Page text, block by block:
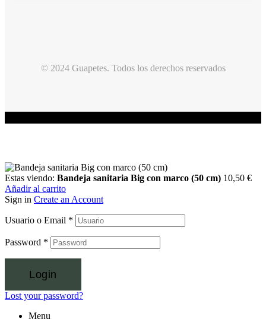
© 2024 Guapetes. Todos los derechos reservados
Estas viendo: Bandeja sanitaria Big con marco (50 cm) 10,50 €
Añadir al carrito
Sign in Create an Account
Usuario o Email *
Password *
Login
Lost your password?
Menu